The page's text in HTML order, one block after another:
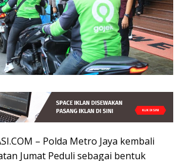
– Polda Metro Jaya kembali
Jumat Peduli sebagai bentuk